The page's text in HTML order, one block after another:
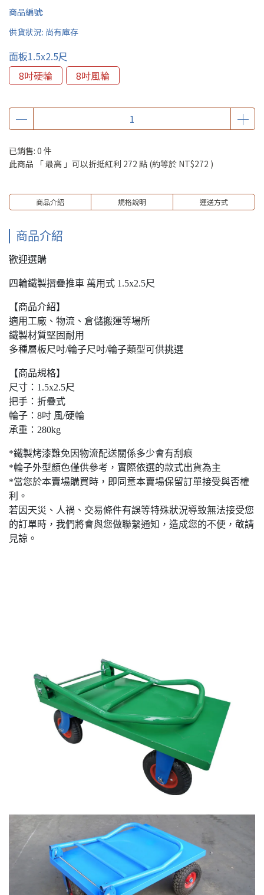
商品編號:
供貨狀況: 尚有庫存
面板1.5x2.5尺
8吋硬輪
8吋風輪
已銷售: 0 件
此商品 「 最高 」可以折抵紅利 272 點 (約等於 NT$272 )
商品介紹 規格說明 運送方式
商品介紹
歡迎選購
四輪鐵製摺疊推車 萬用式 1.5x2.5尺
【商品介紹】
適用工廠、物流、倉儲搬運等場所
鐵製材質堅固耐用
多種層板尺吋/輪子尺吋/輪子類型可供挑選
【商品規格】
尺寸：1.5x2.5尺
把手：折疊式
輪子：8吋 風/硬輪
承重：280kg
*鐵製烤漆難免因物流配送關係多少會有刮痕
*輪子外型顏色僅供參考，實際依選的款式出貨為主
*當您於本賣場購買時，即同意本賣場保留訂單接受與否權
利。
若因天災、人禍、交易條件有誤等特殊狀況導致無法接受您
的訂單時，我們將會與您做聯繫通知，造成您的不便，敬請
見諒。